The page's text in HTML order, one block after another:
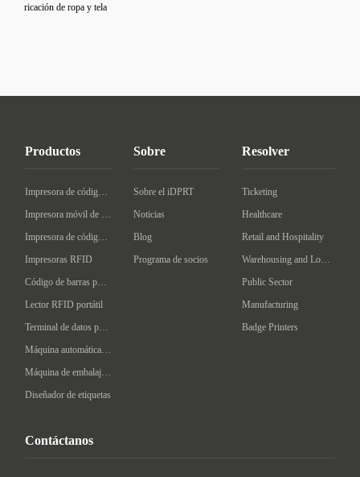
ricación de ropa y tela
Productos
Impresora de código de barras de escritorio
Impresora móvil de código de barras
Impresora de código de barras Industrial
Impresoras RFID
Código de barras portátil
Lector RFID portátil
Terminal de datos portátil
Máquina automática de etiquetado
Máquina de embalaje inteligente
Diseñador de etiquetas
Sobre
Sobre el iDPRT
Noticias
Blog
Programa de socios
Resolver
Ticketing
Healthcare
Retail and Hospitality
Warehousing and Logistics
Public Sector
Manufacturing
Badge Printers
Contáctanos